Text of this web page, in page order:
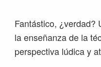
Fantástico, ¿verdad?
la enseñanza de la
perspectiva lúdica y